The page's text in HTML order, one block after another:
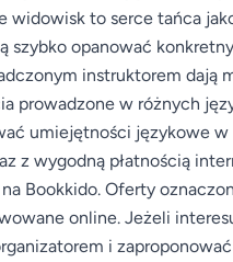
widowisk to serce tańca
opanować
instruktorem dają
prowadzone w różnych
umiejętności językowe w
z wygodną płatnością
Bookkido. Oferty
online. Jeżeli
i